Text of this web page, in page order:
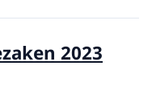
2023